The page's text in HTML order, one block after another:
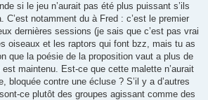
si le jeu n’aurait pas été plus puissant s’ils
C’est notamment du à Fred : c’est le premier
dernières sessions (je sais que c’est pas vrai
oiseaux et les raptors qui font bzz, mais tu as
que la poésie de la proposition vaut a plus de
maintenu. Est-ce que cette malette n’aurait
bloquée contre une écluse ? S’il y a d’autres
ce plutôt des groupes agissant comme des